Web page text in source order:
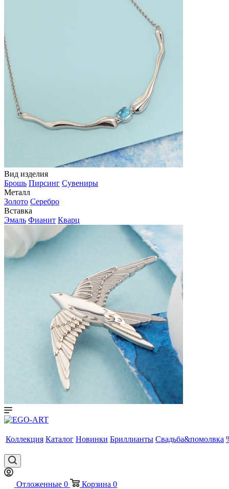
Вид изделия
Брошь Пирсинг Сувениры
Металл
Золото Серебро
Вставка
Эмаль Фианит Кварц
Коллекция Каталог Новинки Бриллианты Свадьба&помолвка
Отложенные 0 Корзина 0